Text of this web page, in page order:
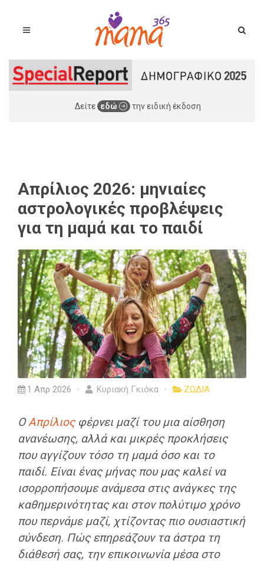
Δείτε εδώ την ειδική έκδοση
Απρίλιος 2026: μηνιαίες
αστρολογικές προβλέψεις
για τη μαμά και το παιδί
1 Απρ 2026 Κυριακή Γκιόκα ΖΩΔΙΑ
ΟΑπρίλιοςφέρνει μαζί του μια αίσθηση
ανανέωσης, αλλά και μικρές προκλήσεις
που αγγίζουν τόσο τη μαμά όσο και το
παιδί. Είναι ένας μήνας που μας καλεί να
ισορροπήσουμε ανάμεσα στις ανάγκες της
καθημερινότητας και στον πολύτιμο χρόνο
που περνάμε μαζί, χτίζοντας πιο ουσιαστική
σύνδεση. Πώς επηρεάζουν τα άστρα τη
διάθεσή σας, την επικοινωνία μέσα στο